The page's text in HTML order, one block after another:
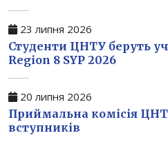
23 липня 2026
Студенти ЦНТУ беруть
Region 8 SYP 2026
20 липня 2026
Приймальна комісія
вступників